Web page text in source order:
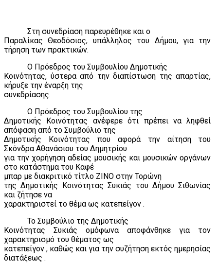
Στη συνεδρίαση παρευρέθηκε και ο
Παραλίκας Θεοδόσιος, υπάλληλος του Δήμου, για την
τήρηση των πρακτικών.
Ο Πρόεδρος του Συμβουλίου Δημοτικής
Κοινότητας, ύστερα από την διαπίστωση της απαρτίας,
κήρυξε την έναρξη της
συνεδρίασης.
Ο Πρόεδρος του Συμβουλίου της
Δημοτικής Κοινότητας ανέφερε ότι πρέπει να ληφθεί
απόφαση από το Συμβούλιο της
Δημοτικής Κοινότητας που αφορά την αίτηση του
Σκόνδρα Αθανάσιου του Δημητρίου
για την χορήγηση αδείας μουσικής και μουσικών οργάνων
στο κατάστημα του Καφέ
μπαρ με διακριτικό τίτλο ΖΙΝΟ στην Τορώνη
της Δημοτικής Κοινότητας Συκιάς του Δήμου Σιθωνίας
και ζήτησε να
χαρακτηριστεί το θέμα ως κατεπείγον .
Το Συμβούλιο της Δημοτικής
Κοινότητας Συκιάς ομόφωνα αποφάνθηκε για τον
χαρακτηρισμό του θέματος ως
κατεπείγον , καθώς και για την συζήτηση εκτός ημερησίας
διατάξεως .